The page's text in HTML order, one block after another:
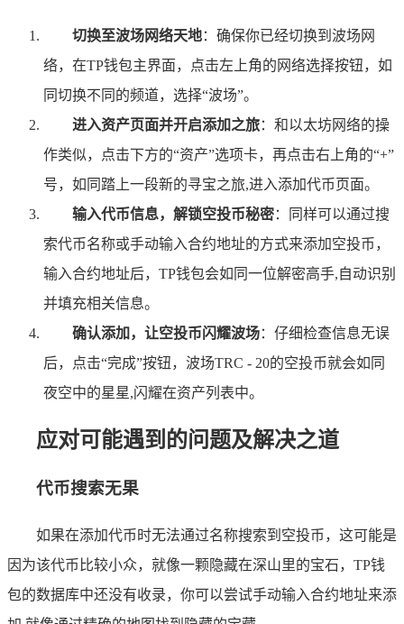
切换至波场网络天地：确保你已经切换到波场网
络，在TP钱包主界面，点击左上角的网络选择按钮，如
同切换不同的频道，选择“波场”。
进入资产页面并开启添加之旅：和以太坊网络的操
作类似，点击下方的“资产”选项卡，再点击右上角的“+”
号，如同踏上一段新的寻宝之旅,进入添加代币页面。
输入代币信息，解锁空投币秘密：同样可以通过搜
索代币名称或手动输入合约地址的方式来添加空投币，
输入合约地址后，TP钱包会如同一位解密高手,自动识别
并填充相关信息。
确认添加，让空投币闪耀波场：仔细检查信息无误
后，点击“完成”按钮，波场TRC - 20的空投币就会如同
夜空中的星星,闪耀在资产列表中。
应对可能遇到的问题及解决之道
代币搜索无果
如果在添加代币时无法通过名称搜索到空投币，这可能是
因为该代币比较小众，就像一颗隐藏在深山里的宝石，TP钱
包的数据库中还没有收录，你可以尝试手动输入合约地址来添